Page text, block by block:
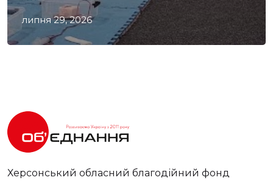
липня 29, 2026
Херсонський обласний благодійний фонд